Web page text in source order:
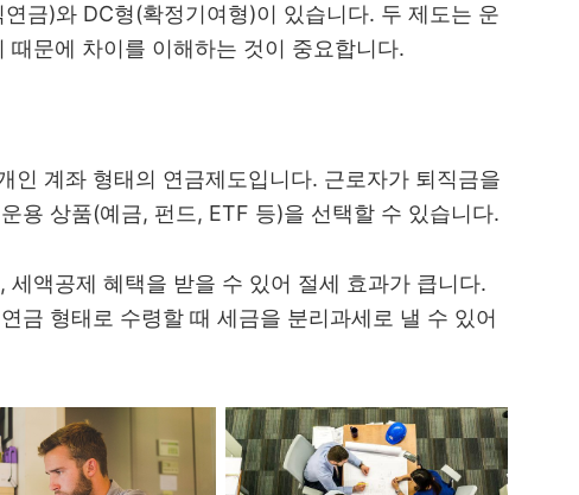
금)와 DC형(확정기여형)이 있습니다. 두 제도는 운
문에 차이를 이해하는 것이 중요합니다.
인 계좌 형태의 연금제도입니다. 근로자가 퇴직금을
용 상품(예금, 펀드, ETF 등)을 선택할 수 있습니다.
액공제 혜택을 받을 수 있어 절세 효과가 큽니다.
금 형태로 수령할 때 세금을 분리과세로 낼 수 있어